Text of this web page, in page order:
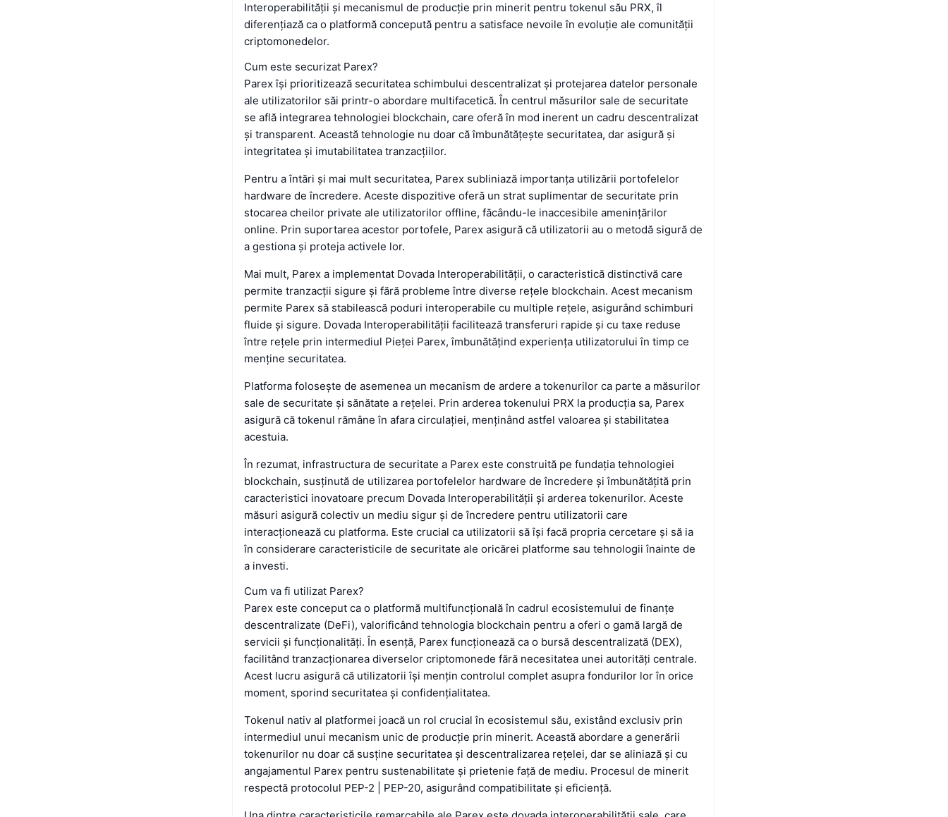
Interoperabilității și mecanismul de producție prin minerit pentru tokenul său PRX, îl
diferențiază ca o platformă concepută pentru a satisface nevoile în evoluție ale comunității
criptomonedelor.
Cum este securizat Parex?
Parex își prioritizează securitatea schimbului descentralizat și protejarea datelor personale
ale utilizatorilor săi printr-o abordare multifacetică. În centrul măsurilor sale de securitate
se află integrarea tehnologiei blockchain, care oferă în mod inerent un cadru descentralizat
și transparent. Această tehnologie nu doar că îmbunătățește securitatea, dar asigură și
integritatea și imutabilitatea tranzacțiilor.
Pentru a întări și mai mult securitatea, Parex subliniază importanța utilizării portofelelor
hardware de încredere. Aceste dispozitive oferă un strat suplimentar de securitate prin
stocarea cheilor private ale utilizatorilor offline, făcându-le inaccesibile amenințărilor
online. Prin suportarea acestor portofele, Parex asigură că utilizatorii au o metodă sigură de
a gestiona și proteja activele lor.
Mai mult, Parex a implementat Dovada Interoperabilității, o caracteristică distinctivă care
permite tranzacții sigure și fără probleme între diverse rețele blockchain. Acest mecanism
permite Parex să stabilească poduri interoperabile cu multiple rețele, asigurând schimburi
fluide și sigure. Dovada Interoperabilității facilitează transferuri rapide și cu taxe reduse
între rețele prin intermediul Pieței Parex, îmbunătățind experiența utilizatorului în timp ce
menține securitatea.
Platforma folosește de asemenea un mecanism de ardere a tokenurilor ca parte a măsurilor
sale de securitate și sănătate a rețelei. Prin arderea tokenului PRX la producția sa, Parex
asigură că tokenul rămâne în afara circulației, menținând astfel valoarea și stabilitatea
acestuia.
În rezumat, infrastructura de securitate a Parex este construită pe fundația tehnologiei
blockchain, susținută de utilizarea portofelelor hardware de încredere și îmbunătățită prin
caracteristici inovatoare precum Dovada Interoperabilității și arderea tokenurilor. Aceste
măsuri asigură colectiv un mediu sigur și de încredere pentru utilizatorii care
interacționează cu platforma. Este crucial ca utilizatorii să își facă propria cercetare și să ia
în considerare caracteristicile de securitate ale oricărei platforme sau tehnologii înainte de
a investi.
Cum va fi utilizat Parex?
Parex este conceput ca o platformă multifuncțională în cadrul ecosistemului de finanțe
descentralizate (DeFi), valorificând tehnologia blockchain pentru a oferi o gamă largă de
servicii și funcționalități. În esență, Parex funcționează ca o bursă descentralizată (DEX),
facilitând tranzacționarea diverselor criptomonede fără necesitatea unei autorități centrale.
Acest lucru asigură că utilizatorii își mențin controlul complet asupra fondurilor lor în orice
moment, sporind securitatea și confidențialitatea.
Tokenul nativ al platformei joacă un rol crucial în ecosistemul său, existând exclusiv prin
intermediul unui mecanism unic de producție prin minerit. Această abordare a generării
tokenurilor nu doar că susține securitatea și descentralizarea rețelei, dar se aliniază și cu
angajamentul Parex pentru sustenabilitate și prietenie față de mediu. Procesul de minerit
respectă protocolul PEP-2 | PEP-20, asigurând compatibilitate și eficiență.